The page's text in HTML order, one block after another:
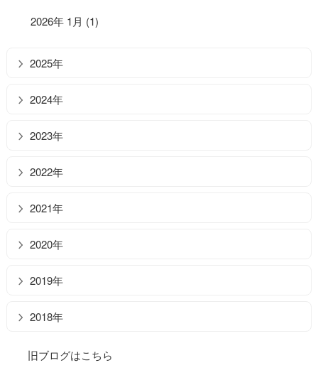
2026年 1月 (1)
2025年
2024年
2023年
2022年
2021年
2020年
2019年
2018年
旧ブログはこちら